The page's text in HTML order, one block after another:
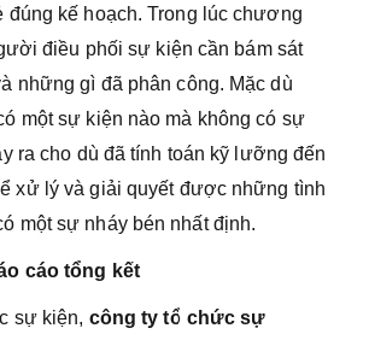
đúng kế hoạch. Trong lúc chương
điều phối sự kiện cần bám sát
những gì đã phân công. Mặc dù
một sự kiện nào mà không có sự
ra cho dù đã tính toán kỹ lưỡng đến
xử lý và giải quyết được những tình
một sự nháy bén nhất định.
cáo tổng kết
sự kiện, công ty tổ chức sự